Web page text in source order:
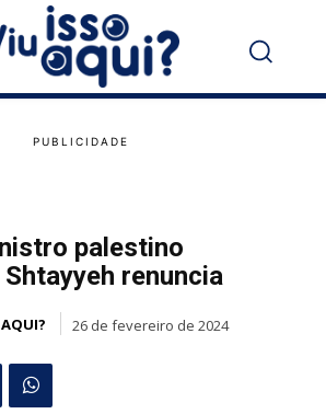
palestino
renuncia
26 de fevereiro de 2024